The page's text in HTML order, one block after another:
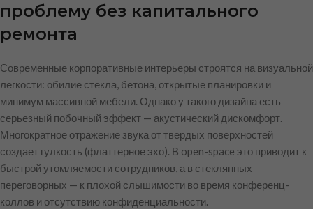
проблему без капитального
ремонта
Современные корпоративные интерьеры строятся на визуальной
легкости: обилие стекла, бетона, открытые планировки и
минимум массивной мебели. Однако у такого дизайна есть
серьезный побочный эффект — акустический дискомфорт.
Многократное отражение звука от твердых поверхностей
создает гулкость (флаттерное эхо). В open-space это приводит к
быстрой утомляемости сотрудников, а в стеклянных
переговорных — к плохой слышимости во время конференц-
коллов и отсутствию конфиденциальности.